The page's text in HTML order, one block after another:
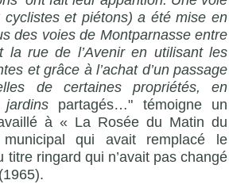
cyclistes et piétons) a été mise en
des voies de Montparnasse entre
la rue de l’Avenir en utilisant les
et grâce à l’achat d’un passage
de certaines propriétés, en
partagés…" témoigne un
à « La Rosée du Matin du
qui avait remplacé le
ringard qui n’avait pas changé